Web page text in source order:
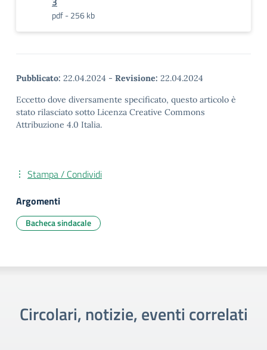
pdf - 256 kb
Pubblicato: 22.04.2024 - Revisione: 22.04.2024
Eccetto dove diversamente specificato, questo articolo è
stato rilasciato sotto Licenza Creative Commons
Attribuzione 4.0 Italia.
Stampa / Condividi
Argomenti
Bacheca sindacale
Circolari, notizie, eventi correlati